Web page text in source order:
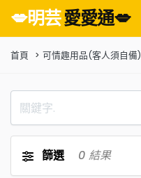
💋明芸愛愛通💋
首頁 可情趣用品(客人須自備)
篩選 0 結果